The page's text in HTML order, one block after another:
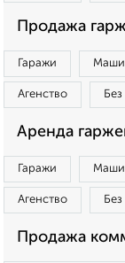
Продажа
Гаражи
Агенство
Аренда
Гаражи
Агенство
Продажа